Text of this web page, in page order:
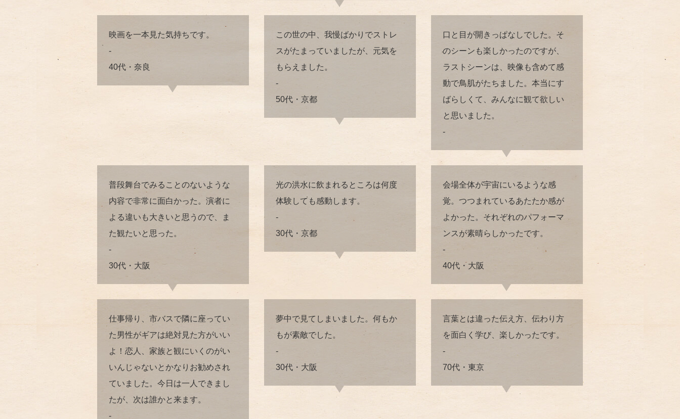
映画を一本見た気持ちです。
-
40代・奈良
この世の中、我慢ばかりでストレ
スがたまっていましたが、元気を
もらえました。
-
50代・京都
口と目が開きっぱなしでした。そ
のシーンも楽しかったのですが、
ラストシーンは、映像も含めて感
動で鳥肌がたちました。本当にす
ばらしくて、みんなに観て欲しい
と思いました。
-
普段舞台でみることのないような
内容で非常に面白かった。演者に
よる違いも大きいと思うので、ま
た観たいと思った。
-
30代・大阪
光の洪水に飲まれるところは何度
体験しても感動します。
-
30代・京都
会場全体が宇宙にいるような感
覚。つつまれているあたたか感が
よかった。それぞれのパフォーマ
ンスが素晴らしかったです。
-
40代・大阪
仕事帰り、市バスで隣に座ってい
た男性がギアは絶対見た方がいい
よ！恋人、家族と観にいくのがい
いんじゃないとかなりお勧めされ
ていました。今日は一人できまし
たが、次は誰かと来ます。
-
夢中で見てしまいました。何もか
もが素敵でした。
-
30代・大阪
言葉とは違った伝え方、伝わり方
を面白く学び、楽しかったです。
-
70代・東京